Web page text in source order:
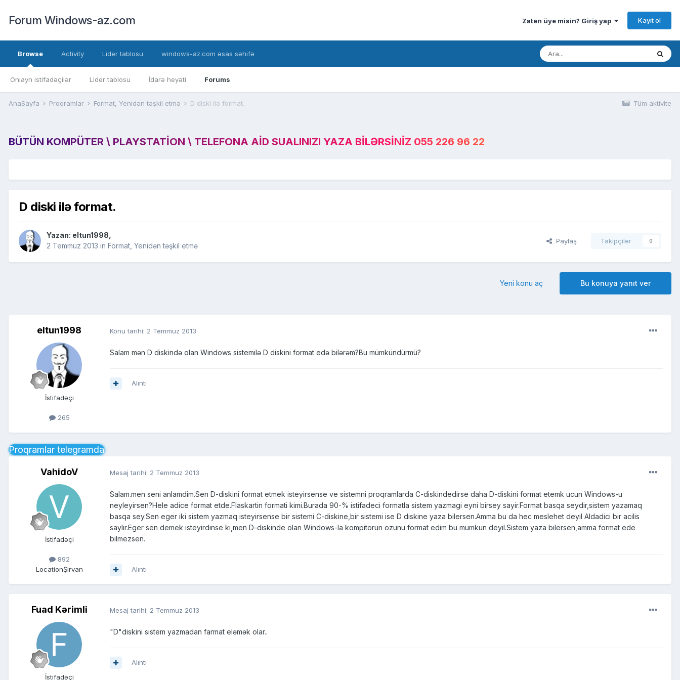
Forum Windows-az.com Zaten üye misin? Giriş yap Kayıt ol
Browse
Onlayn istifadəçilər Lider tablosu İdarə heyəti Forums
Activity Lider tablosu windows-az.com əsas səhifə
Tüm aktivite
AnaSayfa Proqramlar Format, Yenidən təşkil etmə D diski ilə format.
BÜTÜN KOMPÜTER \ PLAYSTATION \ TELEFONA AID SUALINIZI YAZA BILƏRSINIZ 055 226 96 22
D diski ilə format.
Yazan: eltun1998
2 Temmuz 2013 in Format, Yenidən təşkil etmə
Paylaş Takipçiler 0
Bu konuya yanıt ver
Yeni konu aç
eltun1998
İstifadəçi
265
Konu tarihi: 2 Temmuz 2013
Salam mən D diskində olan Windows sistemilə D diskini format edə bilərəm?Bu mümkündürmü?
Alıntı
Proqramlar telegramda
VahidoV
İstifadəçi
892
LocationŞirvan
Mesaj tarihi: 2 Temmuz 2013
Salam.men seni anlamdim.Sen D-diskini format etmek isteyirsense ve sistemni proqramlarda C-diskindedirse daha D-diskini format etemk ucun Windows-u
neyleyirsen?Hele adice format etde.Flaskartin formati kimi.Burada 90-% istifadeci formatla sistem yazmagi eyni birsey sayir.Format basqa seydir,sistem yazamaq
basqa sey.Sen eger iki sistem yazmaq isteyirsense bir sistemi C-diskine,bir sistemi ise D diskine yaza bilersen.Amma bu da hec meslehet deyil Aldadici bir acilis
saylir.Eger sen demek isteyirdinse ki,men D-diskinde olan Windows-la kompitorun ozunu format edim bu mumkun deyil.Sistem yaza bilersen,amma format ede
bilmezsen.
Alıntı
Fuad Kərimli
İstifadəçi
Mesaj tarihi: 2 Temmuz 2013
"D"diskini sistem yazmadan farmat eləmək olar..
Alıntı